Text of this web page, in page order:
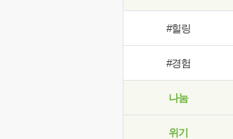
#힐링
#경험
나눔
위기